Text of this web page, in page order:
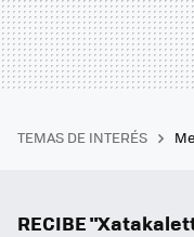
TEMAS DE INTERÉS
RECIBE